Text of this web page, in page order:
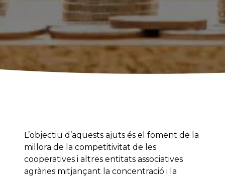
L’objectiu d’aquests ajuts és el foment de la
millora de la competitivitat de les
cooperatives i altres entitats associatives
agràries mitjançant la concentració i la